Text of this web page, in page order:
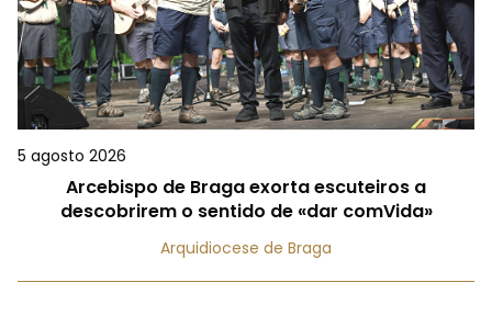
5 agosto 2026
Arcebispo de Braga exorta escuteiros a
descobrirem o sentido de «dar comVida»
Arquidiocese de Braga